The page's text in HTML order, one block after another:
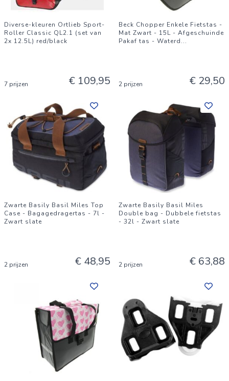
Diverse-kleuren Ortlieb Sport-
Roller Classic QL2.1 (set van
2x 12.5L) red/black
7 prijzen € 109,95
Beck Chopper Enkele Fietstas -
Mat Zwart - 15L - Afgeschuinde
Pakaf tas - Waterd...
2 prijzen € 29,50
Zwarte Basily Basil Miles Top
Case - Bagagedragertas - 7l -
Zwart slate
2 prijzen € 48,95
Zwarte Basily Basil Miles
Double bag - Dubbele fietstas
- 32l - Zwart slate
2 prijzen € 63,88